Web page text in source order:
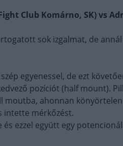
Club Komárno, SK) vs
sok izgalmat, de
egyenessel, de ezt
pozíciót (half mount).
ahonnan
intette mérkőzést.
ezzel együtt egy